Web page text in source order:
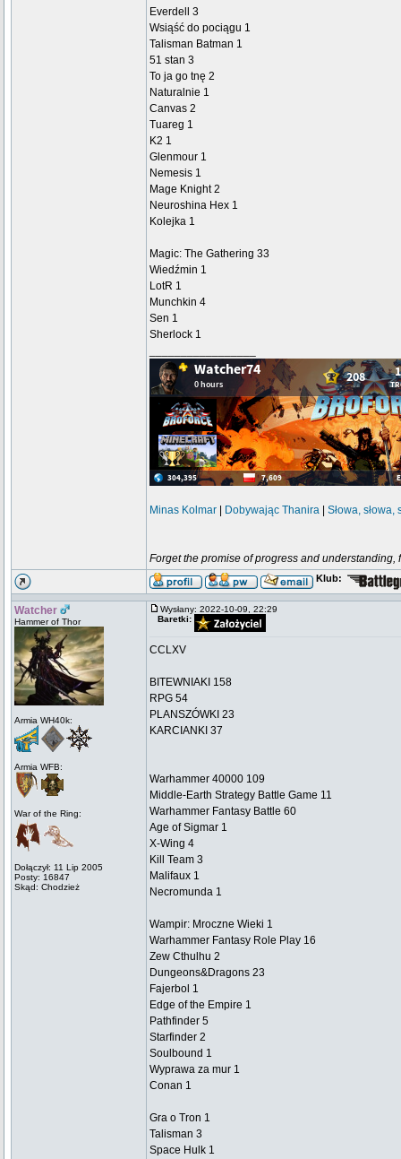
Everdell 3
Wsiąść do pociągu 1
Talisman Batman 1
51 stan 3
To ja go tnę 2
Naturalnie 1
Canvas 2
Tuareg 1
K2 1
Glenmour 1
Nemesis 1
Mage Knight 2
Neuroshina Hex 1
Kolejka 1
Magic: The Gathering 33
Wiedźmin 1
LotR 1
Munchkin 4
Sen 1
Sherlock 1
Minas Kolmar Dobywając Thanira Słowa, słowa,
Forget the promise of progress and
Klub:
Watcher
Hammer of Thor
Armia WH40k:
Armia WFB:
War of the Ring:
Dołączył: 11 Lip 2005
Posty: 16847
Skąd: Chodzież
Wysłany: 2022-10-09, 22:29
Baretki:
CCLXV
BITEWNIAKI 158
RPG 54
PLANSZÓWKI 23
KARCIANKI 37
Warhammer 40000 109
Middle-Earth Strategy Battle Game 11
Warhammer Fantasy Battle 60
Age of Sigmar 1
X-Wing 4
Kill Team 3
Malifaux 1
Necromunda 1
Wampir: Mroczne Wieki 1
Warhammer Fantasy Role Play 16
Zew Cthulhu 2
Dungeons&Dragons 23
Fajerbol 1
Edge of the Empire 1
Pathfinder 5
Starfinder 2
Soulbound 1
Wyprawa za mur 1
Conan 1
Gra o Tron 1
Talisman 3
Space Hulk 1